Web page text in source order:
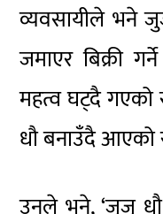
व्यवसायीले भने
जमाएर बिक्री
महत्व घट्दै
धौ बनाउँदै आएको